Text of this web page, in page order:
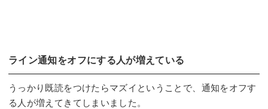
ライン通知をオフにする人が増えている
うっかり既読をつけたらマズイということで、通知をオフす
る人が増えてきてしまいました。